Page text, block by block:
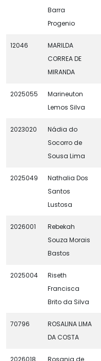
Barra
Progenio
12046
MARILDA
CORREA DE
MIRANDA
2025055
Marineuton
Lemos Silva
2023020
Nádia do
Socorro de
Sousa Lima
2025049
Nathalia Dos
Santos
Lustosa
2026001
Rebekah
Souza Morais
Bastos
2025004
Riseth
Francisca
Brito da Silva
70796
ROSALINA LIMA
DA COSTA
2026018
Rosania de